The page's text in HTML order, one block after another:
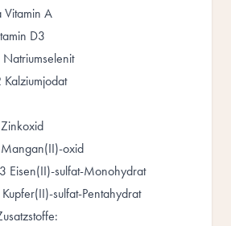
A
D3
oxid
Eisen(II)-sulfat-Monohydrat
sulfat-Pentahydrat